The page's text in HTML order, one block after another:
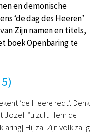
en demonische
‘de dag des Heeren’
Zijn namen en titels,
boek Openbaring te
‘de Heere redt’. Denk
Jozef: “u zult Hem de
Hij zal Zijn volk zalig